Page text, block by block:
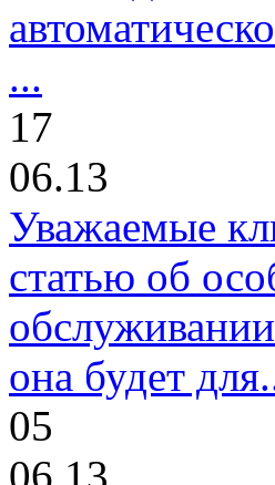
...
17
06.13
Уважаемые
статью об
она будет
05